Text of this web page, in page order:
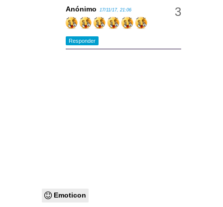
Anónimo 17/11/17, 21:06
Responder
Emoticon